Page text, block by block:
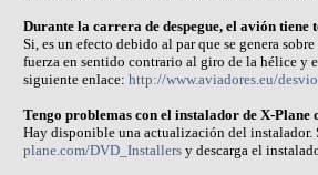
Durante la carrera de despegue, el avión tiene
Si, es un efecto debido al par que se genera
fuerza en sentido contrario al giro de la hélice y
siguiente enlace: http://www.aviadores.eu/
Tengo problemas con el instalador de X-Plane
Hay disponible una actualización del instalador.
plane.com/DVD_Installers y descarga el